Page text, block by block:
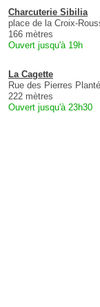
Charcuterie Sibilia
place de la Croix-
166 mètres
Ouvert jusqu'à 19h
La Cagette
Rue des Pierres
222 mètres
Ouvert jusqu'à 23h30